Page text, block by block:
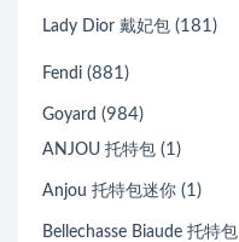
Lady Dior 戴妃包 (181)
Fendi (881)
Goyard (984)
ANJOU 托特包 (1)
Anjou 托特包迷你 (1)
Bellechasse Biaude 托特包